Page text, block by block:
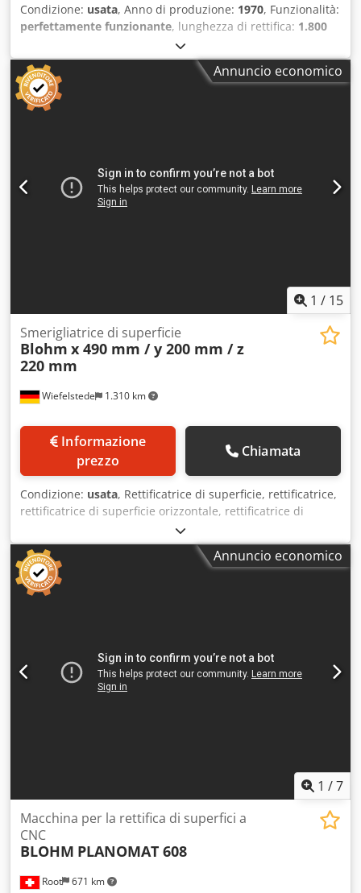
Condizione: usata, Anno di produzione: 1970, Funzionalità:
perfettamente funzionante, lunghezza di rettifica: 1.800
, larghezza di levigatura:400 mm
tavolo:1.350 mm, larghezza tavola:350 mm, !!!VENDITA
SUL POSTO D-74219 MÖCKMÜHL Rettificatrice tangenziale
BLOHM HFS 12 Anno di costruzione: 1970 Lunghezza di
rettifica: 1800 mm Larghezza di rettifica: 400 mm
può essere visionata sotto tensione in qualsiasi momento.
Annuncio economico
1 / 15
Wiefelstede 1.310 km
Smerigliatrice di superficie
Blohm x 490 mm / y 200 mm / z
220 mm
prezzo
Chiamata
Condizione: usata, Rettificatrice di superficie, rettificatrice,
rettificatrice di superficie orizzontale, rettificatrice di
superficie, rettificatrice magnetica, rettificatrice per
utensili -Costruttore: Blohm, rettificatrice per superfici
orizzontale Codot N Adbjpfx Af Eerf -Dimensioni del tavolo:
770 x 140 mm, girevole -Corsa: x 490 mm / y 200 mm / z
220 mm -Dimensioni: 1030/870/H1510 mm -Peso totale:
Annuncio economico
1 /7
Root 671 km
Macchina per la rettifica di superfici a
CNC
BLOHM PLANOMAT 608